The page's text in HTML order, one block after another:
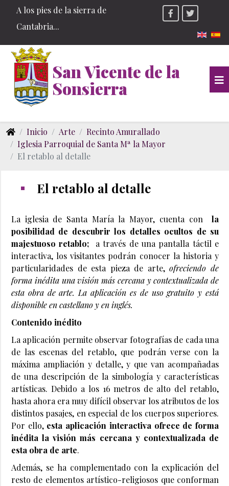
A los pies de la sierra de
Cantabria...
San Vicente de la
Sonsierra
Inicio Arte
Recinto Amurallado
Iglesia Parroquial de Santa Mª la Mayor
El retablo al detalle
El retablo al detalle
La iglesia de Santa María la Mayor, cuenta con la
posibilidad de descubrir los detalles ocultos de su
majestuoso retablo;
a través de una pantalla táctil e
interactiva, los visitantes podrán conocer la historia y
particularidades de esta pieza de arte,ofreciendo de
forma inédita una visión más cercana y contextualizada de
esta obra de arte. La aplicación es de uso gratuito y está
disponible en castellano y en inglés.
Contenido inédito
La aplicación permite observar fotografías de cada una
de las escenas del retablo, que podrán verse con la
máxima ampliación y detalle, y que van acompañadas
de una descripción de la simbología y características
artísticas. Debido a los 16 metros de alto del retablo,
hasta ahora era muy difícil observar los atributos de los
distintos pasajes, en especial de los cuerpos superiores.
Por ello, esta aplicación interactiva ofrece de forma
inédita la visión más cercana y contextualizada de
esta obra de arte.
Además, se ha complementado con la explicación del
resto de elementos artístico-religiosos que conforman